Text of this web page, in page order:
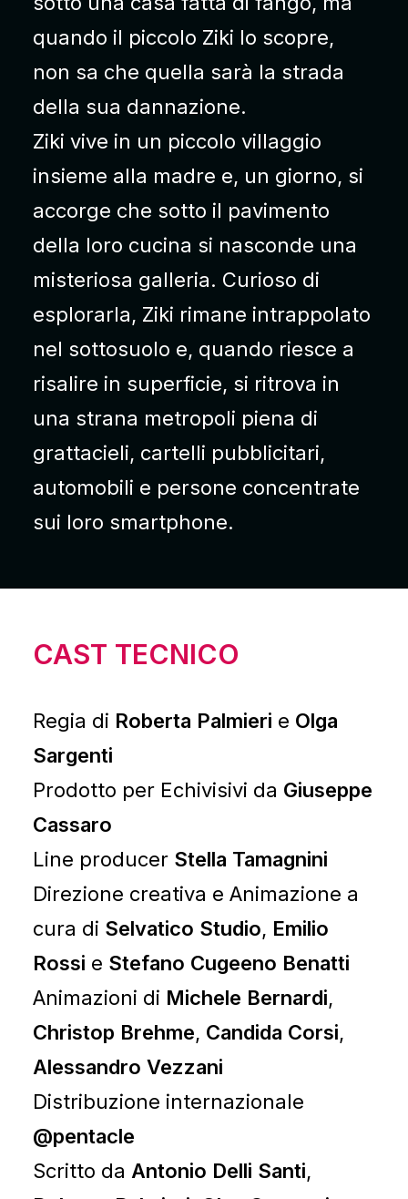
quando il piccolo Ziki lo scopre,
non sa che quella sarà la strada
della sua dannazione.
Ziki vive in un piccolo villaggio
insieme alla madre e, un giorno, si
accorge che sotto il pavimento
della loro cucina si nasconde una
misteriosa galleria. Curioso di
esplorarla, Ziki rimane intrappolato
nel sottosuolo e, quando riesce a
risalire in superficie, si ritrova in
una strana metropoli piena di
grattacieli, cartelli pubblicitari,
automobili e persone concentrate
sui loro smartphone.
CAST TECNICO
Regia di Roberta Palmieri e Olga
Sargenti
Prodotto per Echivisivi da Giuseppe
Cassaro
Line producer Stella Tamagnini
Direzione creativa e Animazione a
cura di Selvatico Studio, Emilio
Rossi e Stefano Cugeeno Benatti
Animazioni di Michele Bernardi,
Christop Brehme, Candida Corsi,
Alessandro Vezzani
Distribuzione internazionale
@pentacle
Scritto da Antonio Delli Santi,